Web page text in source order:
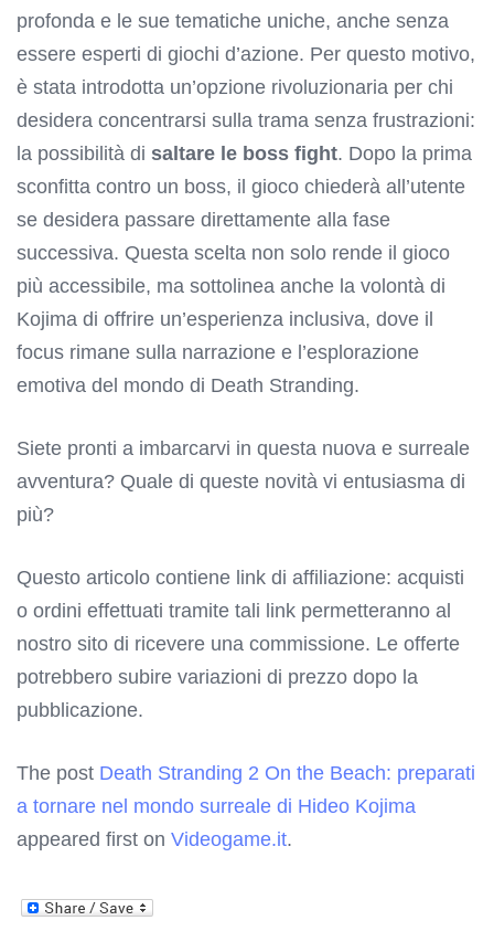
profonda e le sue tematiche uniche, anche senza
essere esperti di giochi d’azione. Per questo motivo,
è stata introdotta un’opzione rivoluzionaria per chi
desidera concentrarsi sulla trama senza frustrazioni:
la possibilità di saltare le boss fight. Dopo la prima
sconfitta contro un boss, il gioco chiederà all’utente
se desidera passare direttamente alla fase
successiva. Questa scelta non solo rende il gioco
più accessibile, ma sottolinea anche la volontà di
Kojima di offrire un’esperienza inclusiva, dove il
focus rimane sulla narrazione e l’esplorazione
emotiva del mondo di Death Stranding.
Siete pronti a imbarcarvi in questa nuova e surreale
avventura? Quale di queste novità vi entusiasma di
più?
Questo articolo contiene link di affiliazione: acquisti
o ordini effettuati tramite tali link permetteranno al
nostro sito di ricevere una commissione. Le offerte
potrebbero subire variazioni di prezzo dopo la
pubblicazione.
The post Death Stranding 2 On the Beach: preparati
a tornare nel mondo surreale di Hideo Kojima
appeared first on Videogame.it.